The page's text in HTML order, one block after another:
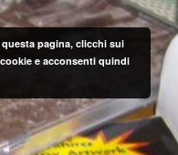
pagina, clicchi sui
e acconsenti quindi